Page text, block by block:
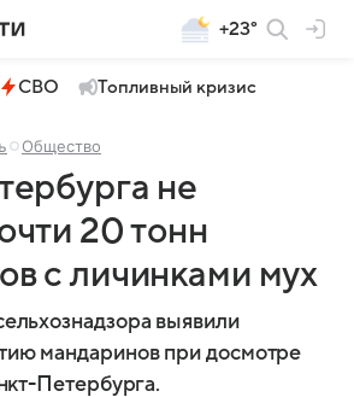
+23°
СВО Топливный кризис
Общество
не
20 тонн
с личинками мух
выявили
мандаринов при досмотре
Петербурга.